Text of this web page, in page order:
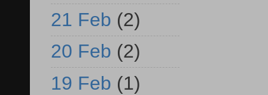
21 Feb (2)
20 Feb (2)
19 Feb (1)